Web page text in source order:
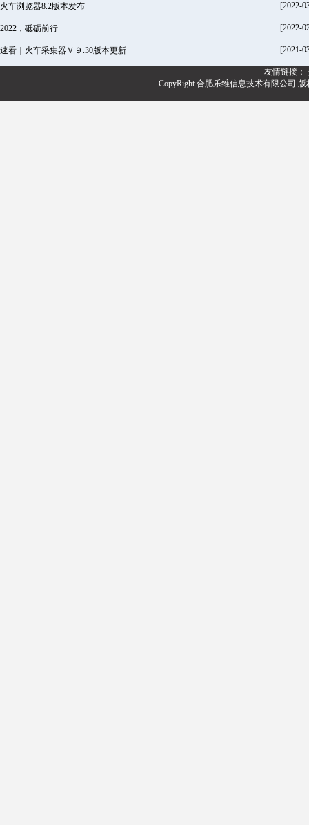
火车浏览器8.2版本发布 [2022-
2022，砥砺前行 [2022-
速看｜火车采集器Ｖ９.30版本更新 [2021-
友情链接：
CopyRight 合肥乐维信息技术有限公司 版